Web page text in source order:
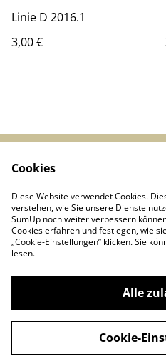
Linie D 2016.1
3,00 €
Cookie-
©2026
Linie D -
Nahverkehr
Cookies
Diese Website verwendet Cookies.
verstehen, wie Sie unsere Dienste
SumUp noch weiter verbessern
Cookies erfahren und festlegen, wie
„Cookie-Einstellungen” klicken. Sie
lesen.
Alle
Cookie-